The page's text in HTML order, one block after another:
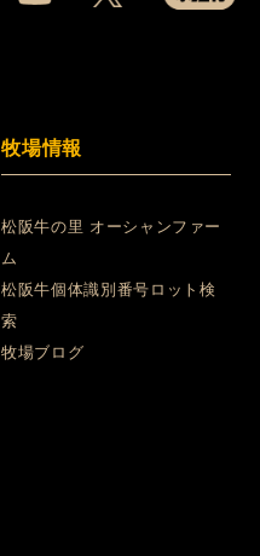
牧場情報
松阪牛の里 オーシャンファー
ム
松阪牛個体識別番号ロット検
索
牧場ブログ